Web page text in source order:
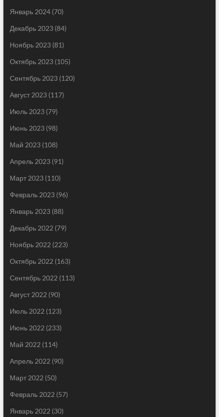
Январь 2024(70)
Декабрь 2023(84)
Ноябрь 2023(81)
Октябрь 2023(105)
Сентябрь 2023(120)
Август 2023(117)
Июль 2023(79)
Июнь 2023(98)
Май 2023(108)
Апрель 2023(91)
Март 2023(110)
Февраль 2023(96)
Январь 2023(88)
Декабрь 2022 (79)
Ноябрь 2022 (223)
Октябрь 2022 (163)
Сентябрь 2022 (113)
Август 2022 (90)
Июль 2022 (123)
Июнь 2022 (233)
Май 2022 (114)
Апрель 2022 (90)
Март 2022 (50)
Февраль 2022 (57)
Январь 2022 (30)